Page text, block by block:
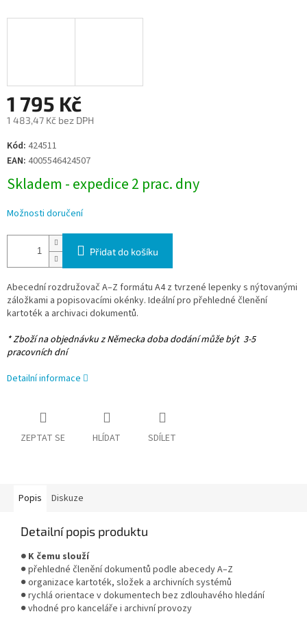
1 795 Kč
1 483,47 Kč bez DPH
Měrná
cena:
Kód: 424511
EAN: 4005546424507
Skladem - expedice 2 prac. dny
Možnosti doručení
Přidat do košíku
Abecední rozdružovač A–Z formátu A4 z tvrzené lepenky s nýtovanými
záložkami a popisovacími okénky. Ideální pro přehledné členění
kartoték a archivaci dokumentů.
* Zboží na objednávku z Německa doba dodání může být 3-5
pracovních dní
Detailní informace
ZEPTAT SE HLÍDAT SDÍLET
Popis Diskuze
Detailní popis produktu
● K čemu slouží
● přehledné členění dokumentů podle abecedy A–Z
● organizace kartoték, složek a archivních systémů
● rychlá orientace v dokumentech bez zdlouhavého hledání
● vhodné pro kanceláře i archivní provozy